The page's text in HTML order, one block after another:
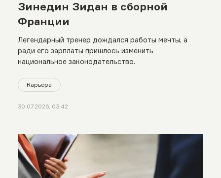
Зинедин Зидан в сборной
Франции
Легендарный тренер дождался работы мечты, а
ради его зарплаты пришлось изменить
национальное законодательство.
Карьера
30.07.2026, 03:42